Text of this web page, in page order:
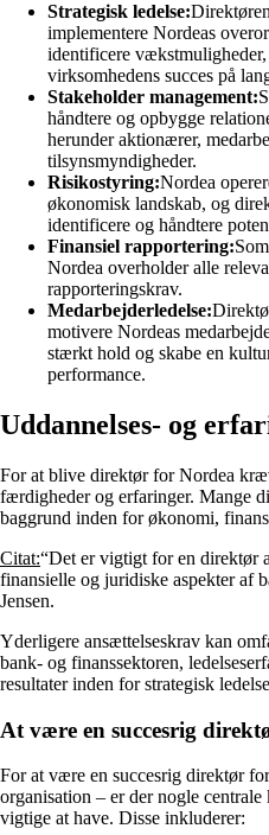
Strategisk ledelse:
implementere Nordeas
identificere
virksomhedens succes på
Stakeholder management:
håndtere og opbygge
herunder aktionærer,
tilsynsmyndigheder.
Risikostyring:Nordea
økonomisk landskab, og
identificere og håndtere
Finansiel rapportering:
Nordea overholder alle
rapporteringskrav.
Medarbejderledelse:
motivere Nordeas
stærkt hold og skabe en
performance.
Uddannelses- og
For at blive direktør for Nordea
færdigheder og erfaringer. Mange
baggrund inden for økonomi,
Citat:“Det er vigtigt for en direktør
finansielle og juridiske aspekter af
Jensen.
Yderligere ansættelseskrav kan
bank- og finanssektoren,
resultater inden for strategisk
At være en succesrig
For at være en succesrig direktør
organisation – er der nogle
vigtige at have. Disse inkluderer: